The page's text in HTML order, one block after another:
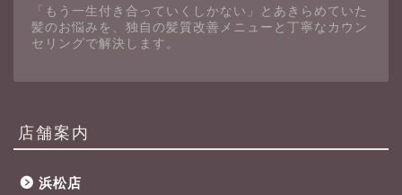
「もう一生付き合っていくしかない」とあきらめていた
髪のお悩みを、独自の髪質改善メニューと丁寧なカウン
セリングで解決します。
店舗案内
浜松店